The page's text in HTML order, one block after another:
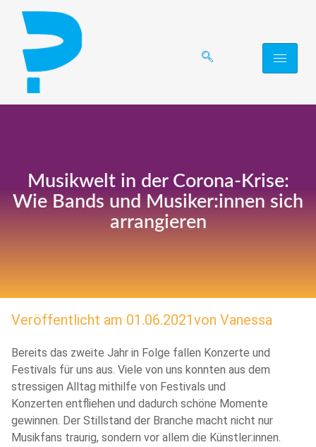
Musikwelt in der Corona-Krise:
Wie Bands und Musiker:innen sich
arrangieren
Veröffentlicht am 01.06.2021 von Vanessa
Bereits das zweite Jahr in Folge fallen Konzerte und
Festivals für uns aus. Viele von uns konnten aus dem
stressigen Alltag mithilfe von Festivals und
Konzerten entfliehen und dadurch schöne Momente
gewinnen. Der Stillstand der Branche macht nicht nur
Musikfans traurig, sondern vor allem die Künstler:innen.